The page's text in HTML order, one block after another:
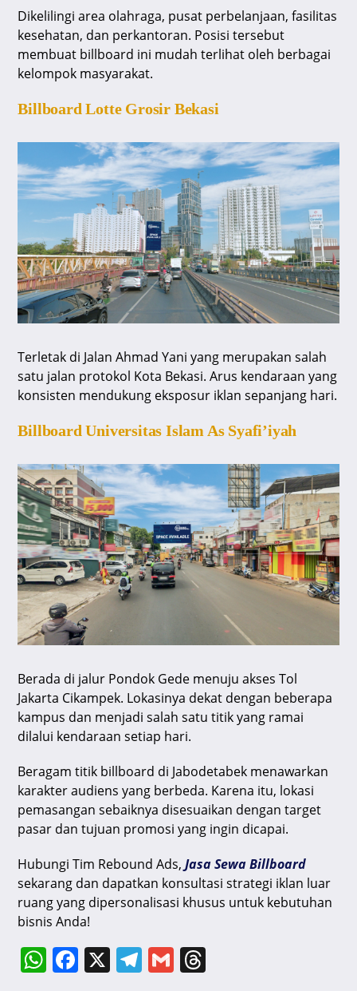
Dikelilingi area olahraga, pusat perbelanjaan, fasilitas
kesehatan, dan perkantoran. Posisi tersebut
membuat billboard ini mudah terlihat oleh berbagai
kelompok masyarakat.
Billboard Lotte Grosir Bekasi
Terletak di Jalan Ahmad Yani yang merupakan salah
satu jalan protokol Kota Bekasi. Arus kendaraan yang
konsisten mendukung eksposur iklan sepanjang hari.
Billboard Universitas Islam As Syafi’iyah
Berada di jalur Pondok Gede menuju akses Tol
Jakarta Cikampek. Lokasinya dekat dengan beberapa
kampus dan menjadi salah satu titik yang ramai
dilalui kendaraan setiap hari.
Beragam titik billboard di Jabodetabek menawarkan
karakter audiens yang berbeda. Karena itu, lokasi
pemasangan sebaiknya disesuaikan dengan target
pasar dan tujuan promosi yang ingin dicapai.
Hubungi Tim Rebound Ads,Jasa Sewa Billboard
sekarang dan dapatkan konsultasi strategi iklan luar
ruang yang dipersonalisasi khusus untuk kebutuhan
bisnis Anda!
W F X T G